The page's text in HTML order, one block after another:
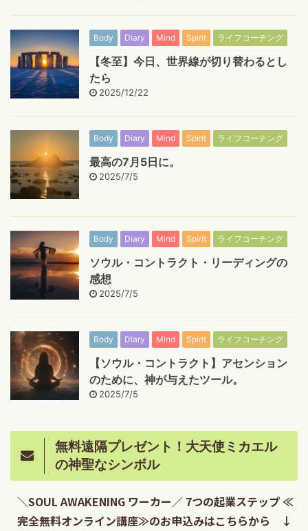
Body Diary Mind Spirit ライフコーチング
【冬至】今日、世界線が切り替わるとし
たら
2025/12/22
Body Diary Mind Spirit ライフコーチング
最高の7月5日に。
2025/7/5
Body Diary Mind Spirit ライフコーチング
ソウル・コントラクト・リーディングの
感想
2025/7/5
Body Diary Mind Spirit ライフコーチング
【ソウル・コントラクト】アセンション
のために、神が与えたツール。
2025/7/5
無料遠隔プレゼント！大天使ミカエル
の神聖なシンボル
＼SOUL AWAKENING ワーカー／ 7つの起業ステップ ≪
完全無料オンライン講座≫のお申込みはこちらから ↓